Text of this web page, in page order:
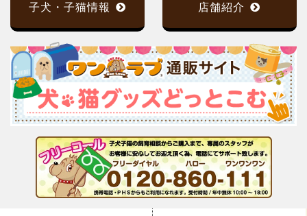
子犬・子猫情報 店舗紹介